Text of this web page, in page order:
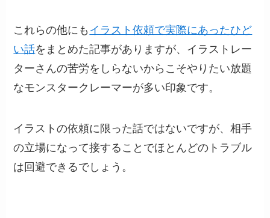
これらの他にも イラスト依頼で実際にあったひど
い話をまとめた記事がありますが、イラストレー
ターさんの苦労をしらないからこそやりたい放題
なモンスタークレーマーが多い印象です。
イラストの依頼に限った話ではないですが、相手
の立場になって接することでほとんどのトラブル
は回避できるでしょう。